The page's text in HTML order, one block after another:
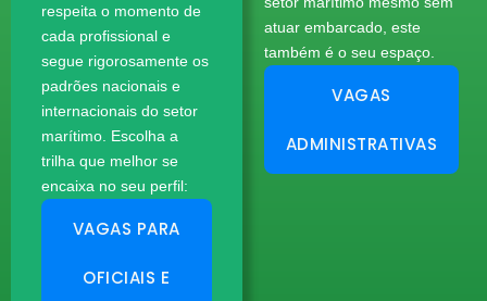
respeita o momento de
cada profissional e
segue rigorosamente os
padrões nacionais e
internacionais do setor
marítimo. Escolha a
trilha que melhor se
encaixa no seu perfil:
VAGAS PARA
OFICIAIS E
atuar embarcado, este
também é o seu espaço.
VAGAS
ADMINISTRATIVAS